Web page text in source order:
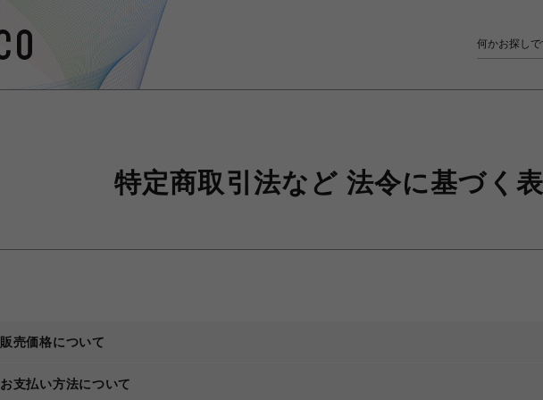
特定商取引法など 法令に基づく
販売価格について
お支払い方法について